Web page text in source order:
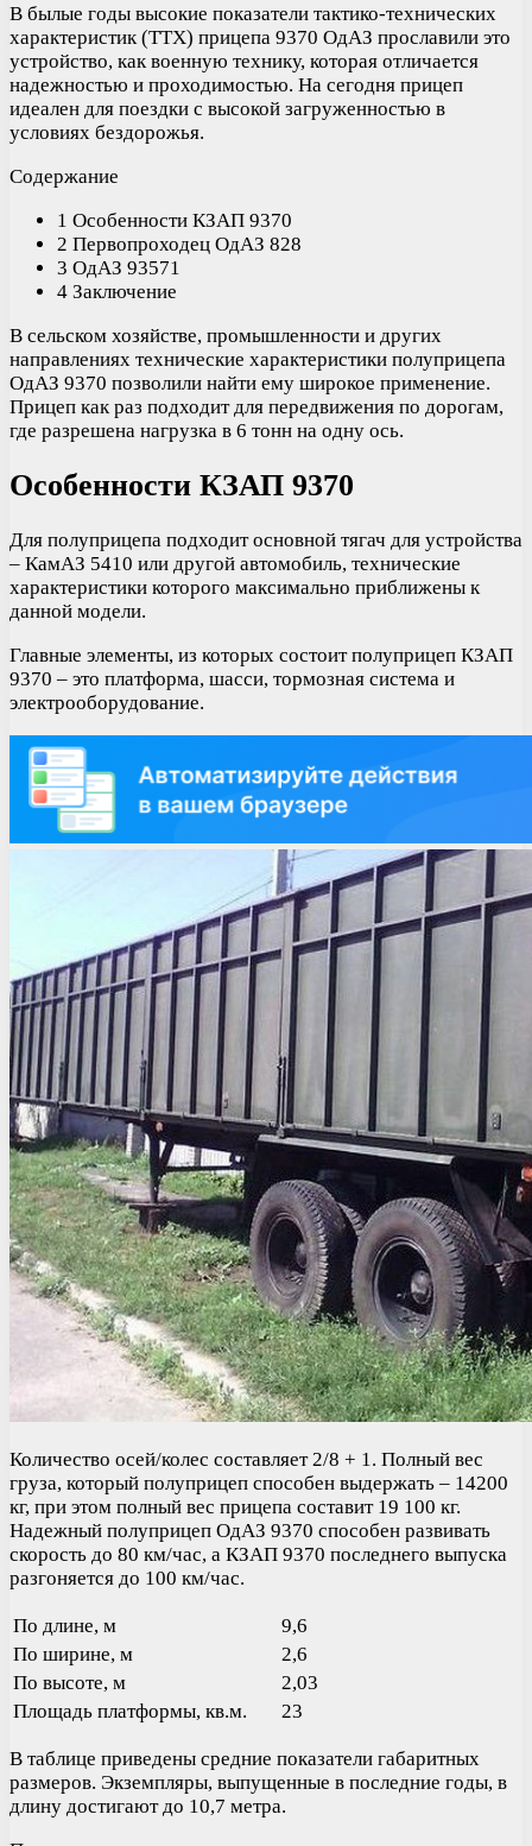
В былые годы высокие показатели тактико-технических
характеристик (ТТХ) прицепа 9370 ОдАЗ прославили это
устройство, как военную технику, которая отличается
надежностью и проходимостью. На сегодня прицеп
идеален для поездки с высокой загруженностью в
условиях бездорожья.
Содержание
1 Особенности КЗАП 9370
2 Первопроходец ОдАЗ 828
3 ОдАЗ 93571
4 Заключение
В сельском хозяйстве, промышленности и других
направлениях технические характеристики полуприцепа
ОдАЗ 9370 позволили найти ему широкое применение.
Прицеп как раз подходит для передвижения по дорогам,
где разрешена нагрузка в 6 тонн на одну ось.
Особенности КЗАП 9370
Для полуприцепа подходит основной тягач для устройства
– КамАЗ 5410 или другой автомобиль, технические
характеристики которого максимально приближены к
данной модели.
Главные элементы, из которых состоит полуприцеп КЗАП
9370 – это платформа, шасси, тормозная система и
электрооборудование.
Количество осей/колес составляет 2/8 + 1. Полный вес
груза, который полуприцеп способен выдержать – 14200
кг, при этом полный вес прицепа составит 19 100 кг.
Надежный полуприцеп ОдАЗ 9370 способен развивать
скорость до 80 км/час, а КЗАП 9370 последнего выпуска
разгоняется до 100 км/час.
По длине, м
9,6
По ширине, м
2,6
По высоте, м
2,03
Площадь платформы, кв.м.
23
В таблице приведены средние показатели габаритных
размеров. Экземпляры, выпущенные в последние годы, в
длину достигают до 10,7 метра.